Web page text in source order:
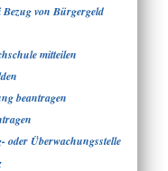
von Bürgergeld
mitteilen
beantragen
Überwachungsstelle